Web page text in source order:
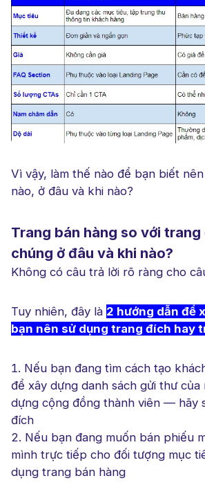
Vì vậy, làm thế nào để bạn biết
nào, ở đâu và khi nào?
Trang bán hàng so với
chúng ở đâu và khi nào?
Không có câu trả lời rõ ràng cho
Tuy nhiên, đây là 2 hướng dẫn để
bạn nên sử dụng trang đích hay
Nếu bạn đang tìm cách tạo
để xây dựng danh sách gửi thư của
dựng cộng đồng thành viên — hãy
đích
Nếu bạn đang muốn bán phiếu
mình trực tiếp cho đối tượng mục
dụng trang bán hàng